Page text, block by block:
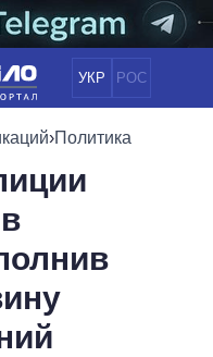
УКР РОС
›Политика